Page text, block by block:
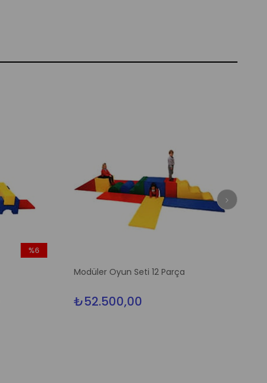
%6
Modüler Oyun Seti 12 Parça
₺52.500,00